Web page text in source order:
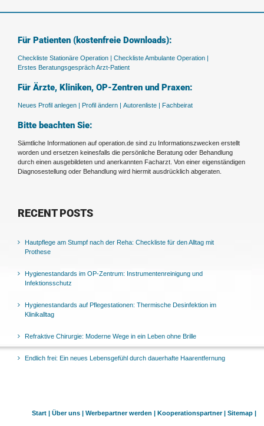
Für Patienten (kostenfreie Downloads):
Checkliste Stationäre Operation |
Checkliste Ambulante Operation |
Erstes Beratungsgespräch Arzt-Patient
Für Ärzte, Kliniken, OP-Zentren und Praxen:
Neues Profil anlegen | Profil ändern | Autorenliste | Fachbeirat
Bitte beachten Sie:
Sämtliche Informationen auf operation.de sind zu Informationszwecken erstellt
worden und ersetzen keinesfalls die persönliche Beratung oder Behandlung
durch einen ausgebildeten und anerkannten Facharzt. Von einer eigenständigen
Diagnosestellung oder Behandlung wird hiermit ausdrücklich abgeraten.
RECENT POSTS
Hautpflege am Stumpf nach der Reha: Checkliste für den Alltag mit
Prothese
Hygienestandards im OP-Zentrum: Instrumentenreinigung und
Infektionsschutz
Hygienestandards auf Pflegestationen: Thermische Desinfektion im
Klinikalltag
Refraktive Chirurgie: Moderne Wege in ein Leben ohne Brille
Endlich frei: Ein neues Lebensgefühl durch dauerhafte Haarentfernung
Start | Über uns | Werbepartner werden | Kooperationspartner | Sitemap |